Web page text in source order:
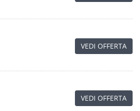
VEDI OFFERTA
VEDI OFFERTA